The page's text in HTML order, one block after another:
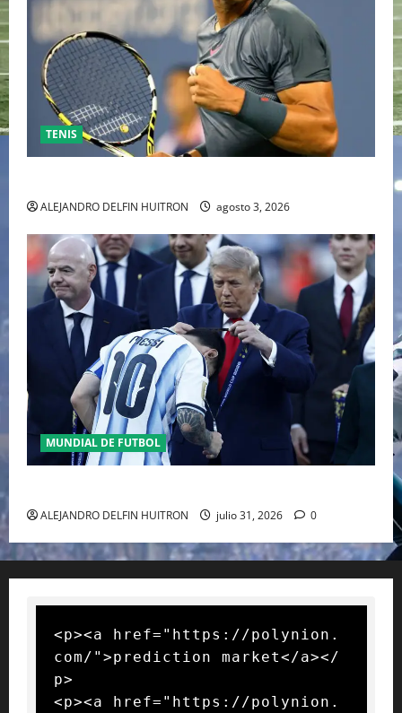
TENIS
ALEJANDRO DELFIN HUITRON agosto 3, 2026
MUNDIAL DE FUTBOL
ALEJANDRO DELFIN HUITRON julio 31, 2026 0
<p><a href="https://polynion.
com/">prediction market</a></
p>
<p><a href="https://polynion.